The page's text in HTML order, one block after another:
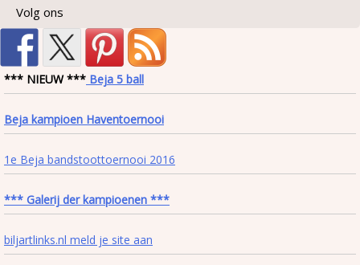
Volg ons
*** NIEUW *** Beja 5 ball
Beja kampioen Haventoernooi
1e Beja bandstoottoernooi 2016
*** Galerij der kampioenen ***
biljartlinks.nl meld je site aan